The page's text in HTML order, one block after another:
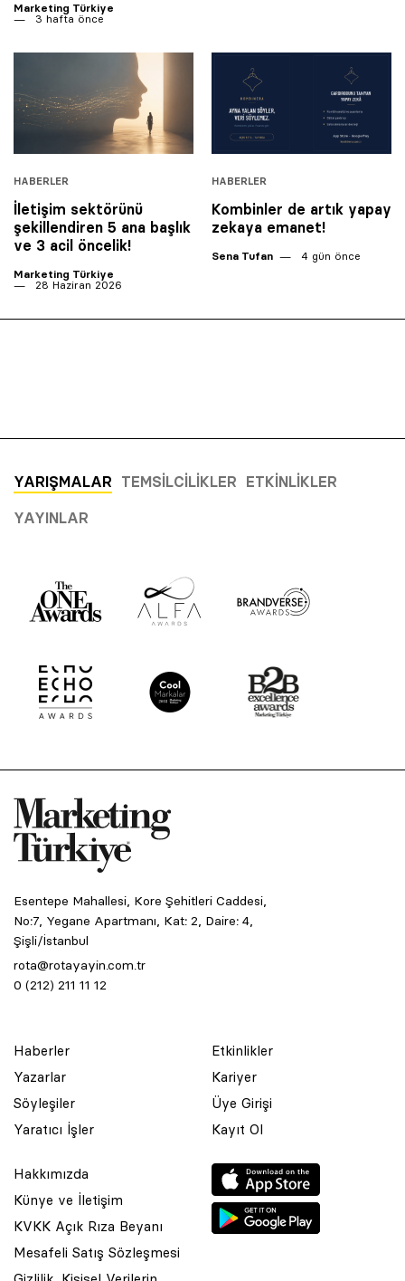
Marketing Türkiye
3 hafta önce
HABERLER
İletişim sektörünü
şekillendiren 5 ana başlık
ve 3 acil öncelik!
Marketing Türkiye
28 Haziran 2026
HABERLER
Kombinler de artık yapay
zekaya emanet!
Sena Tufan 4 gün önce
YARIŞMALAR TEMSILCILIKLER ETKINLIKLER
YAYINLAR
Esentepe Mahallesi, Kore Şehitleri Caddesi,
No:7, Yegane Apartmanı, Kat: 2, Daire: 4,
Şişli/İstanbul
rota@rotayayin.com.tr
0 (212) 211 11 12
Haberler
Yazarlar
Söyleşiler
Yaratıcı İşler
Etkinlikler
Kariyer
Üye Girişi
Kayıt Ol
Hakkımızda
Künye ve İletişim
KVKK Açık Rıza Beyanı
Mesafeli Satış Sözleşmesi